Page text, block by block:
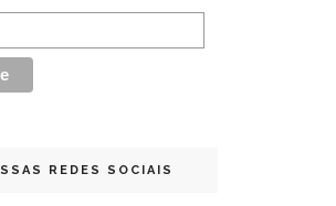
REDES SOCIAIS